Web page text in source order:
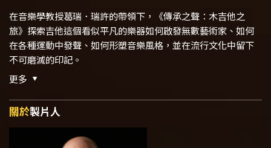
在音樂學教授葛瑞．瑞許的帶領下，
《傳承之聲：木吉他之
旅》探索吉他這個看似平凡的樂器如何啟發無數藝術家、如何
在各種運動中發聲、如何形塑音樂風格，並在流行文化中留下
不可磨滅的印記。
更多
關於製片人